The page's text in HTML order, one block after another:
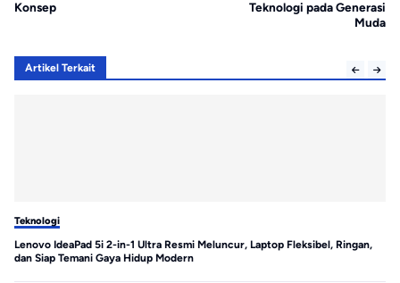
Konsep
Teknologi pada Generasi
Muda
Artikel Terkait
Teknologi
Lenovo IdeaPad 5i 2-in-1 Ultra Resmi Meluncur, Laptop Fleksibel, Ringan,
dan Siap Temani Gaya Hidup Modern